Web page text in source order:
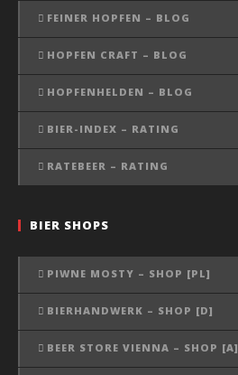
FEINER HOPFEN – BLOG
HOPFEN CRAFT – BLOG
HOPFENHELDEN – BLOG
BIER-INDEX – RATING
RATEBEER – RATING
BIER SHOPS
PIWNE MOSTY – SHOP [PL]
BIERHANDWERK – SHOP [D]
BEER STORE VIENNA – SHOP [A]